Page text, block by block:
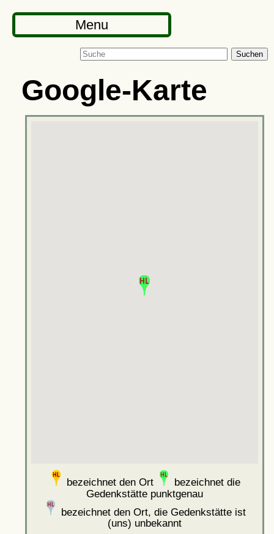
Menu
Suchen
Google-Karte
bezeichnet den Ort
bezeichnet die
Gedenkstätte punktgenau
bezeichnet den Ort, die Gedenkstätte ist
(uns) unbekannt